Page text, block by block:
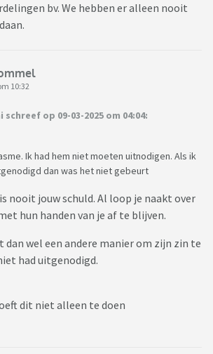
bv. We hebben er alleen nooit
10:32
op 09-03-2025 om 04:04:
Ik had hem niet moeten uitnodigen. Als ik
dan was het niet gebeurt
nooit jouw schuld. Al loop je naakt over
hun handen van je af te blijven.
wel een andere manier om zijn zin te
had uitgenodigd.
dit niet alleen te doen